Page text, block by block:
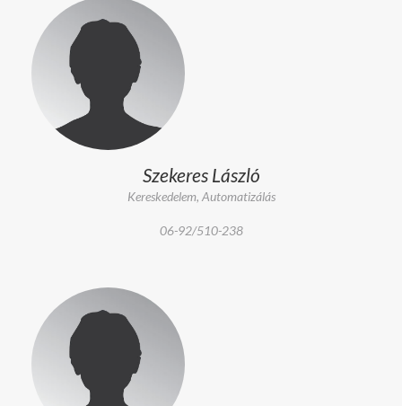
Szekeres László
Kereskedelem, Automatizálás
06-92/510-238